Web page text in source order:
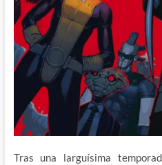
Tras una larguísima